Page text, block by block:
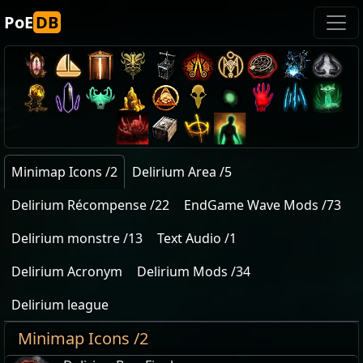
PoEDB
Minimap Icons /2
Delirium Area /5
Delirium Récompense /22
EndGame Wave Mods /73
Delirium monstre /13
Text Audio /1
Delirium Acronym
Delirium Mods /34
Delirium league
Minimap Icons /2